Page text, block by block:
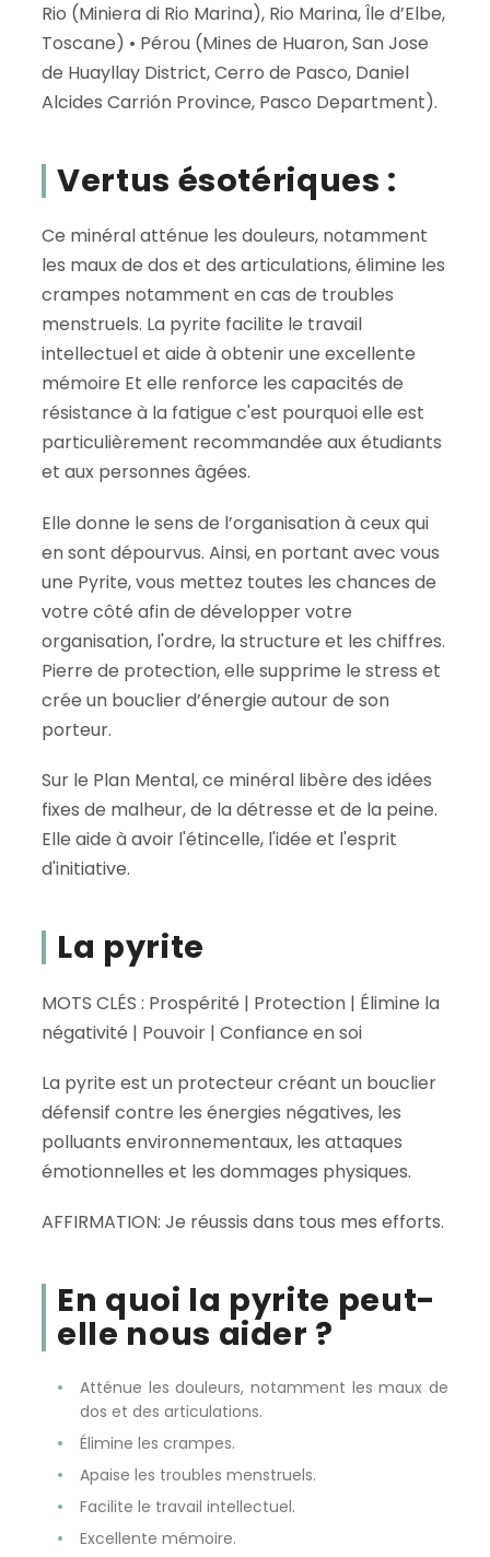
Rio (Miniera di Rio Marina), Rio Marina, Île d’Elbe,
Toscane) • Pérou (Mines de Huaron, San Jose
de Huayllay District, Cerro de Pasco, Daniel
Alcides Carrión Province, Pasco Department).
Vertus ésotériques :
Ce minéral atténue les douleurs, notamment
les maux de dos et des articulations, élimine les
crampes notamment en cas de troubles
menstruels. La pyrite facilite le travail
intellectuel et aide à obtenir une excellente
mémoire Et elle renforce les capacités de
résistance à la fatigue c'est pourquoi elle est
particulièrement recommandée aux étudiants
et aux personnes âgées.
Elle donne le sens de l’organisation à ceux qui
en sont dépourvus. Ainsi, en portant avec vous
une Pyrite, vous mettez toutes les chances de
votre côté afin de développer votre
organisation, l'ordre, la structure et les chiffres.
Pierre de protection, elle supprime le stress et
crée un bouclier d’énergie autour de son
porteur.
Sur le Plan Mental, ce minéral libère des idées
fixes de malheur, de la détresse et de la peine.
Elle aide à avoir l'étincelle, l'idée et l'esprit
d'initiative.
La pyrite
MOTS CLÉS : Prospérité | Protection | Élimine la
négativité | Pouvoir | Confiance en soi
La pyrite est un protecteur créant un bouclier
défensif contre les énergies négatives, les
polluants environnementaux, les attaques
émotionnelles et les dommages physiques.
AFFIRMATION: Je réussis dans tous mes efforts.
En quoi la pyrite peut-
elle nous aider ?
Atténue les douleurs, notamment les maux de
dos et des articulations.
Élimine les crampes.
Apaise les troubles menstruels.
Facilite le travail intellectuel.
Excellente mémoire.